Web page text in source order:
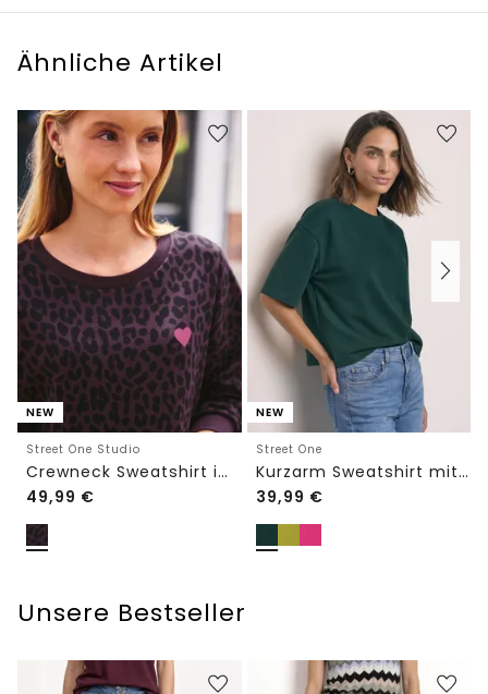
Ähnliche Artikel
NEW
Street One Studio
Crewneck Sweatshirt im Loose Fit
49,99 €
NEW
Street One
Kurzarm Sweatshirt mit Rundhals
39,99 €
Unsere Bestseller